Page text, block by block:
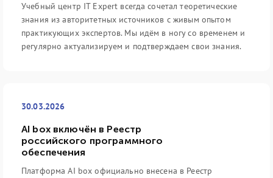
Учебный центр IT Expert всегда сочетал теоретические
знания из авторитетных источников с живым опытом
практикующих экспертов. Мы идём в ногу со временем и
регулярно актуализируем и подтверждаем свои знания.
30.03.2026
AI box включён в Реестр
российского программного
обеспечения
Платформа AI box официально внесена в Реестр